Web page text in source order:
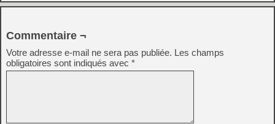
Commentaire ¬
Votre adresse e-mail ne sera pas publiée. Les champs
obligatoires sont indiqués avec *